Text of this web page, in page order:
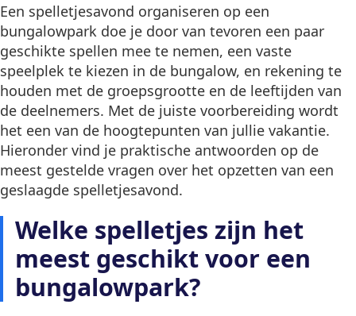
Een spelletjesavond organiseren op een
bungalowpark doe je door van tevoren een paar
geschikte spellen mee te nemen, een vaste
speelplek te kiezen in de bungalow, en rekening te
houden met de groepsgrootte en de leeftijden van
de deelnemers. Met de juiste voorbereiding wordt
het een van de hoogtepunten van jullie vakantie.
Hieronder vind je praktische antwoorden op de
meest gestelde vragen over het opzetten van een
geslaagde spelletjesavond.
Welke spelletjes zijn het
meest geschikt voor een
bungalowpark?